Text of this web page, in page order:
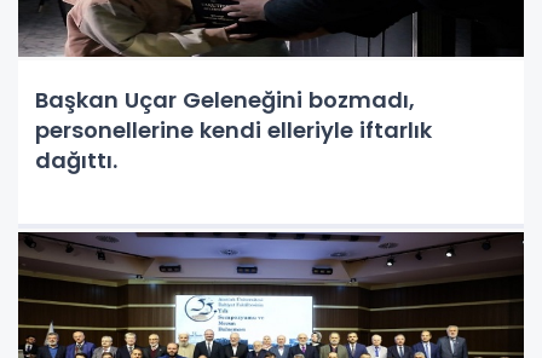
Başkan Uçar Geleneğini bozmadı,
personellerine kendi elleriyle iftarlık
dağıttı.